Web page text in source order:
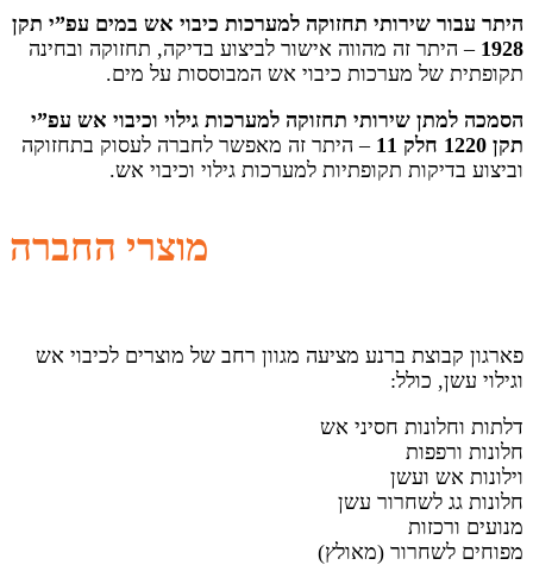
היתר עבור שירותי תחזוקה למערכות כיבוי אש במים עפ”י תקן
1928 – היתר זה מהווה אישור לביצוע בדיקה, תחזוקה ובחינה
תקופתית של מערכות כיבוי אש המבוססות על מים.
הסמכה למתן שירותי תחזוקה למערכות גילוי וכיבוי אש עפ”י
תקן 1220 חלק 11
– היתר זה מאפשר לחברה לעסוק בתחזוקה
וביצוע בדיקות תקופתיות למערכות גילוי וכיבוי אש.
מוצרי החברה
פארגון קבוצת ברנע מציעה מגוון רחב של מוצרים לכיבוי אש
וגילוי עשן, כולל:
דלתות וחלונות חסיני אש
חלונות ורפפות
וילונות אש ועשן
חלונות גג לשחרור עשן
מנועים ורכזות
מפוחים לשחרור (מאולץ)